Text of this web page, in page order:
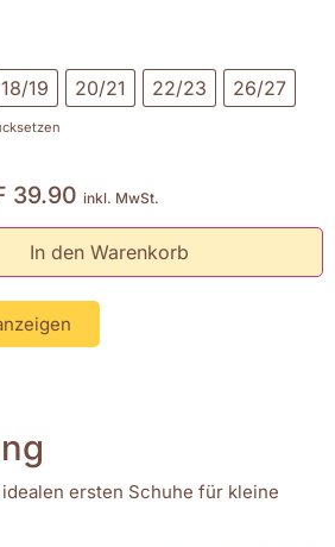
18/19 20/21 22/23 26/27
39.90 inkl. MwSt.
In den Warenkorb
ersten Schuhe für kleine